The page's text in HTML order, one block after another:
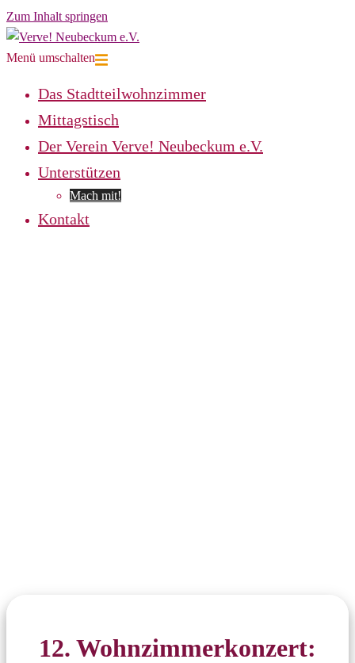
Zum Inhalt springen
Menü umschalten
Das Stadtteilwohnzimmer
Mittagstisch
Der Verein Verve! Neubeckum e.V.
Unterstützen
Mach mit!
Kontakt
12. Wohnzimmerkonzert: